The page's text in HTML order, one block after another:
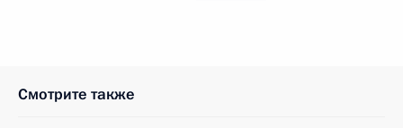
Смотрите также